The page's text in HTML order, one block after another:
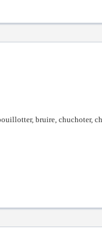
bruire, chuchoter,